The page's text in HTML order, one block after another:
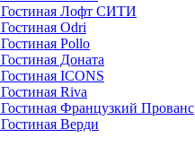
Гостиная Лофт СИТИ
Гостиная Odri
Гостиная Pollo
Гостиная Доната
Гостиная ICONS
Гостиная Riva
Гостиная Французкий Прованс
Гостиная Верди